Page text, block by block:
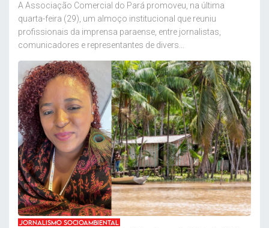
A Associação Comercial do Pará promoveu, na última
quarta-feira (29), um almoço institucional que reuniu
profissionais da imprensa paraense, entre jornalistas,
comunicadores e representantes de divers...
JORNALISMO SOCIOAMBIENTAL